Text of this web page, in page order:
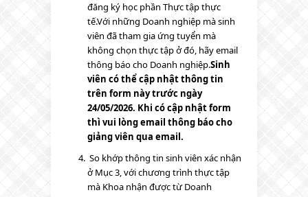
đăng ký học phần Thực tập thực
tế.Với những Doanh nghiệp mà sinh
viên đã tham gia ứng tuyển mà
không chọn thực tập ở đó, hãy email
thông báo cho Doanh nghiệp.Sinh
viên có thể cập nhật thông tin
trên form này trước ngày
24/05/2026. Khi có cập nhật form
thì vui lòng email thông báo cho
giảng viên qua email.
So khớp thông tin sinh viên xác nhận
ở Mục 3, với chương trình thực tập
mà Khoa nhận được từ Doanh